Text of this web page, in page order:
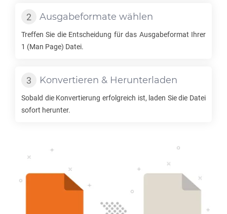
Ausgabeformate wählen
Treffen Sie die Entscheidung für das Ausgabeformat Ihrer
1 (Man Page) Datei.
Konvertieren & Herunterladen
Sobald die Konvertierung erfolgreich ist, laden Sie die Datei
sofort herunter.